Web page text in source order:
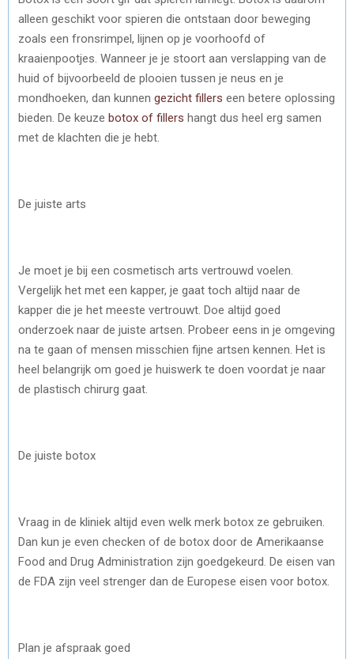
alleen geschikt voor spieren die ontstaan door beweging
zoals een fronsrimpel, lijnen op je voorhoofd of
kraaienpootjes. Wanneer je je stoort aan verslapping van de
huid of bijvoorbeeld de plooien tussen je neus en je
mondhoeken, dan kunnen gezicht fillers een betere oplossing
bieden. De keuze botox of fillers hangt dus heel erg samen
met de klachten die je hebt.
De juiste arts
Je moet je bij een cosmetisch arts vertrouwd voelen.
Vergelijk het met een kapper, je gaat toch altijd naar de
kapper die je het meeste vertrouwt. Doe altijd goed
onderzoek naar de juiste artsen. Probeer eens in je omgeving
na te gaan of mensen misschien fijne artsen kennen. Het is
heel belangrijk om goed je huiswerk te doen voordat je naar
de plastisch chirurg gaat.
De juiste botox
Vraag in de kliniek altijd even welk merk botox ze gebruiken.
Dan kun je even checken of de botox door de Amerikaanse
Food and Drug Administration zijn goedgekeurd. De eisen van
de FDA zijn veel strenger dan de Europese eisen voor botox.
Plan je afspraak goed